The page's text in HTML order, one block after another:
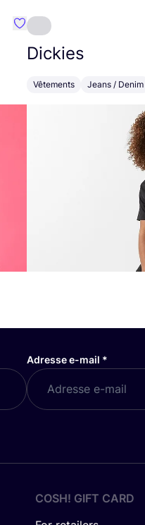
Préféré {nom}
Dickies
Vêtements Jeans / Denim
Adresse e-mail *
COSH! GIFT CARD